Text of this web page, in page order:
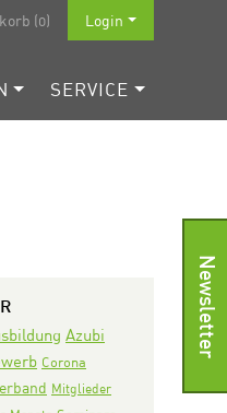
(0) Login
SERVICE
Azubi
Corona
Mitglieder
Newsletter